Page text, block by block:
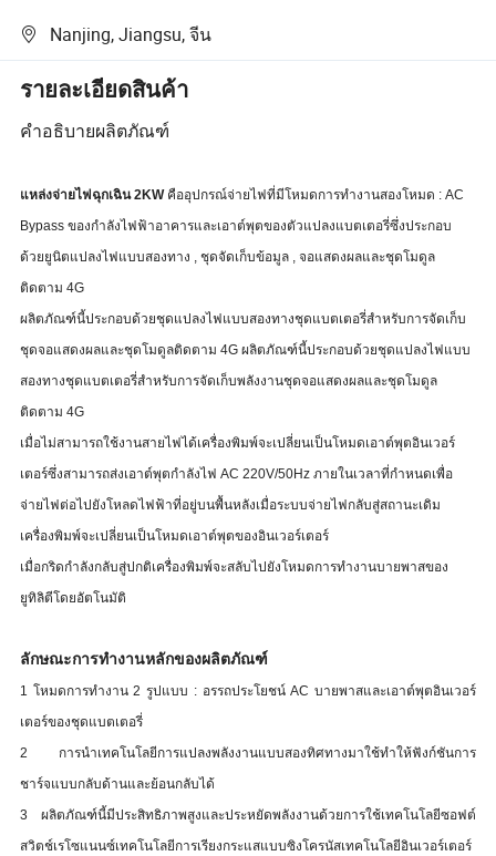
Nanjing, Jiangsu, จีน
รายละเอียดสินค้า
คำอธิบายผลิตภัณฑ์
แหล่งจ่ายไฟฉุกเฉิน 2KWคืออุปกรณ์จ่ายไฟที่มีโหมดการทำงานสองโหมด : AC
Bypass ของกำลังไฟฟ้าอาคารและเอาต์พุตของตัวแปลงแบตเตอรี่ซึ่งประกอบ
ด้วยยูนิตแปลงไฟแบบสองทาง , ชุดจัดเก็บข้อมูล , จอแสดงผลและชุดโมดูล
ติดตาม 4G
ผลิตภัณฑ์นี้ประกอบด้วยชุดแปลงไฟแบบสองทางชุดแบตเตอรี่สำหรับการจัดเก็บ
ชุดจอแสดงผลและชุดโมดูลติดตาม 4G ผลิตภัณฑ์นี้ประกอบด้วยชุดแปลงไฟแบบ
สองทางชุดแบตเตอรี่สำหรับการจัดเก็บพลังงานชุดจอแสดงผลและชุดโมดูล
ติดตาม 4G
เมื่อไม่สามารถใช้งานสายไฟได้เครื่องพิมพ์จะเปลี่ยนเป็นโหมดเอาต์พุตอินเวอร์
เตอร์ซึ่งสามารถส่งเอาต์พุตกำลังไฟ AC 220V/50Hz ภายในเวลาที่กำหนดเพื่อ
จ่ายไฟต่อไปยังโหลดไฟฟ้าที่อยู่บนพื้นหลังเมื่อระบบจ่ายไฟกลับสู่สถานะเดิม
เครื่องพิมพ์จะเปลี่ยนเป็นโหมดเอาต์พุตของอินเวอร์เตอร์
เมื่อกริดกำลังกลับสู่ปกติเครื่องพิมพ์จะสลับไปยังโหมดการทำงานบายพาสของ
ยูทิลิตีโดยอัตโนมัติ
ลักษณะการทำงานหลักของผลิตภัณฑ์
1 โหมดการทำงาน 2 รูปแบบ : อรรถประโยชน์ AC บายพาสและเอาต์พุตอินเวอร์
เตอร์ของชุดแบตเตอรี่
2 การนำเทคโนโลยีการแปลงพลังงานแบบสองทิศทางมาใช้ทำให้ฟังก์ชันการ
ชาร์จแบบกลับด้านและย้อนกลับได้
3 ผลิตภัณฑ์นี้มีประสิทธิภาพสูงและประหยัดพลังงานด้วยการใช้เทคโนโลยีซอฟต์
สวิตช์เรโซแนนซ์เทคโนโลยีการเรียงกระแสแบบซิงโครนัสเทคโนโลยีอินเวอร์เตอร์